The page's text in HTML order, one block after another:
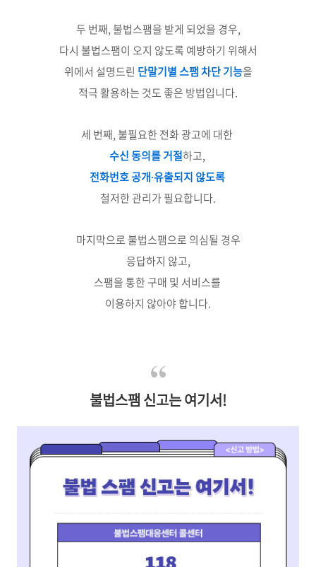
두 번째, 불법스팸을 받게 되었을 경우,
다시 불법스팸이 오지 않도록 예방하기 위해서
위에서 설명드린 단말기별 스팸 차단 기능을
적극 활용하는 것도 좋은 방법입니다.
세 번째, 불필요한 전화 광고에 대한
수신 동의를 거절하고,
전화번호 공개∙유출되지 않도록
철저한 관리가 필요합니다.
마지막으로 불법스팸으로 의심될 경우
응답하지 않고,
스팸을 통한 구매 및 서비스를
이용하지 않아야 합니다.
불법스팸 신고는 여기서!